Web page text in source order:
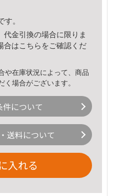
。
金引換の場合に限りま
合はこちら をご確認くだ
や在庫状況によって、商品
く場合がございます。
について
送料について
入れる